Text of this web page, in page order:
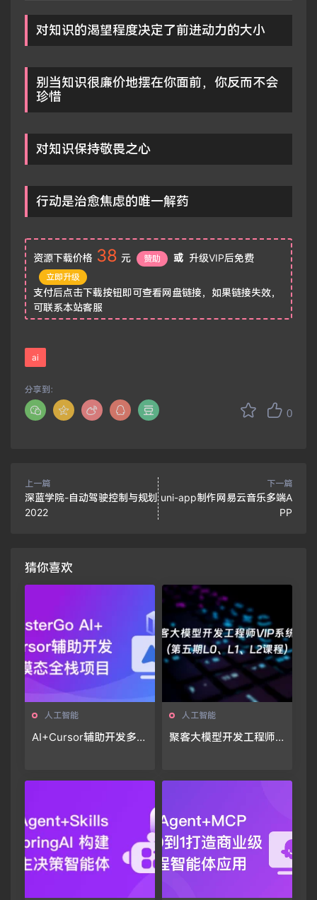
对知识的渴望程度决定了前进动力的大小
别当知识很廉价地摆在你面前，你反而不会
珍惜
对知识保持敬畏之心
行动是治愈焦虑的唯一解药
资源下载价格 38 元 赞助 或 升级VIP后免费
立即升级
支付后点击下载按钮即可查看网盘链接，如果链接失效，
可联系本站客服
ai
0
分享到：
上一篇
深蓝学院-自动驾驶控制与规划
2022
下一篇
uni-app制作网易云音乐多端A
PP
猜你喜欢
人工智能
AI+Cursor辅助开发多模
人工智能
聚客大模型开发工程师VI